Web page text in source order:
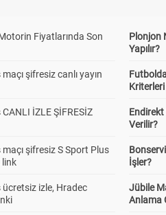
Fiyatlarında Son
şifresiz canlı yayın
İZLE ŞİFRESİZ
şifresiz S Sport Plus
link
izle, Hradec
Plonjon
Yapılır?
Kriterleri
Verilir?
İşler?
Jübile
Anlama